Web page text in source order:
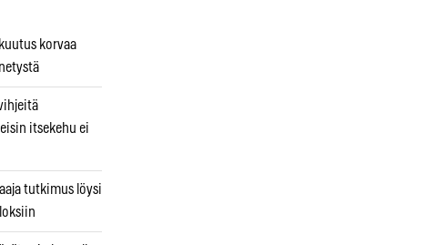
korvaa
itsekehu ei
tutkimus löysi